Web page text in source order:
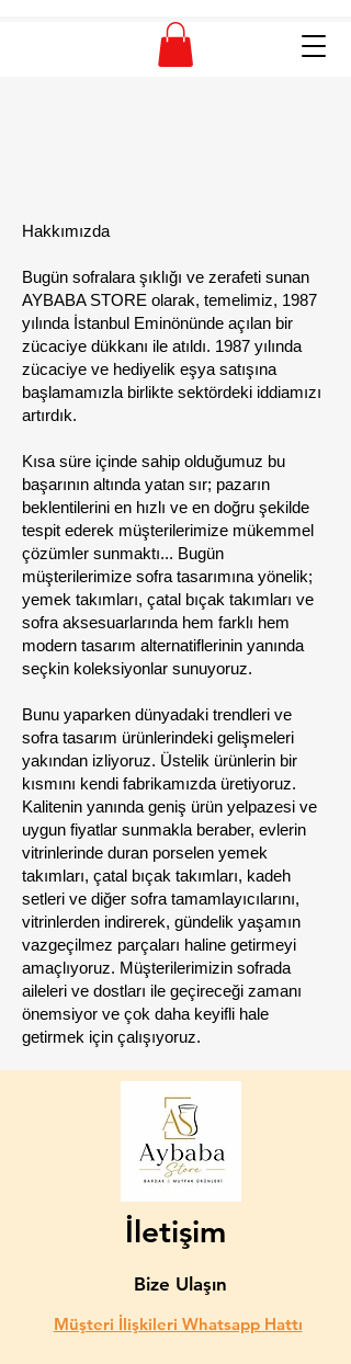
Hakkımızda
Bugün sofralara şıklığı ve zerafeti sunan
AYBABA STORE olarak, temelimiz, 1987
yılında İstanbul Eminönünde açılan bir
zücaciye dükkanı ile atıldı. 1987 yılında
zücaciye ve hediyelik eşya satışına
başlamamızla birlikte sektördeki iddiamızı
artırdık.
Kısa süre içinde sahip olduğumuz bu
başarının altında yatan sır; pazarın
beklentilerini en hızlı ve en doğru şekilde
tespit ederek müşterilerimize mükemmel
çözümler sunmaktı... Bugün
müşterilerimize sofra tasarımına yönelik;
yemek takımları, çatal bıçak takımları ve
sofra aksesuarlarında hem farklı hem
modern tasarım alternatiflerinin yanında
seçkin koleksiyonlar sunuyoruz.
Bunu yaparken dünyadaki trendleri ve
sofra tasarım ürünlerindeki gelişmeleri
yakından izliyoruz. Üstelik ürünlerin bir
kısmını kendi fabrikamızda üretiyoruz.
Kalitenin yanında geniş ürün yelpazesi ve
uygun fiyatlar sunmakla beraber, evlerin
vitrinlerinde duran porselen yemek
takımları, çatal bıçak takımları, kadeh
setleri ve diğer sofra tamamlayıcılarını,
vitrinlerden indirerek, gündelik yaşamın
vazgeçilmez parçaları haline getirmeyi
amaçlıyoruz. Müşterilerimizin sofrada
aileleri ve dostları ile geçireceği zamanı
önemsiyor ve çok daha keyifli hale
getirmek için çalışıyoruz.
İletişim
Bize Ulaşın
Müşteri İlişkileri Whatsapp Hattı